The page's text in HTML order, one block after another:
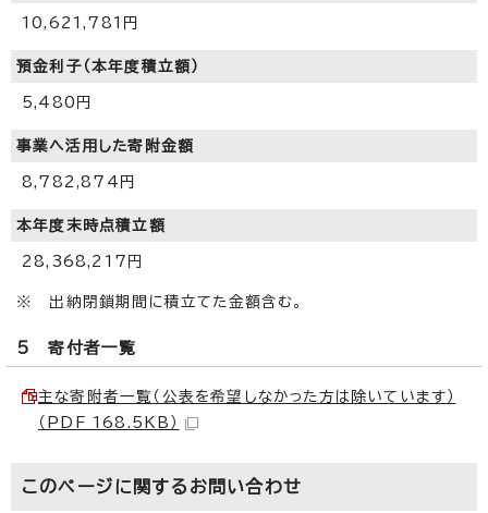
10,621,781円
預金利子（本年度積立額）
5,480円
事業へ活用した寄附金額
8,782,874円
本年度末時点積立額
28,368,217円
※ 出納閉鎖期間に積立てた金額含む。
5 寄付者一覧
主な寄附者一覧（公表を希望しなかった方は除いています）
（PDF 168.5KB）
このページに関する お問い合わせ